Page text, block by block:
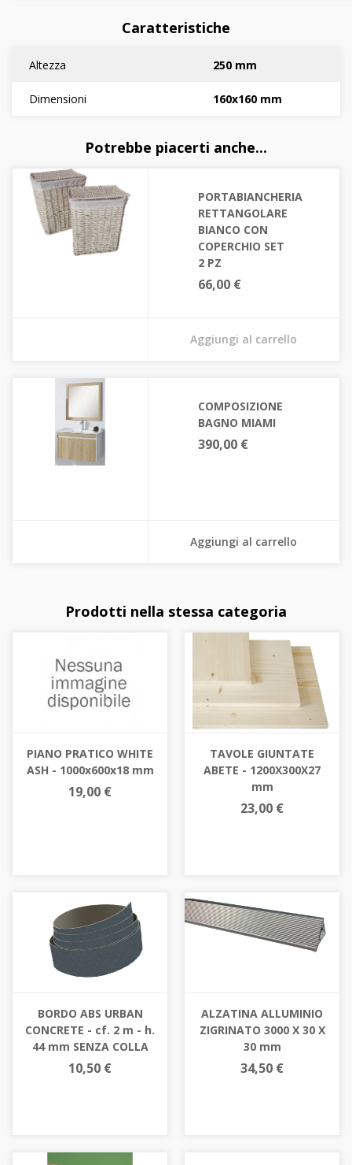
Caratteristiche
Altezza 250 mm
Dimensioni 160x160 mm
Potrebbe piacerti anche...
PORTABIANCHERIA
RETTANGOLARE
BIANCO CON
COPERCHIO SET
2 PZ
66,00 €
Aggiungi al carrello
COMPOSIZIONE
BAGNO MIAMI
390,00 €
Aggiungi al carrello
Prodotti nella stessa categoria
PIANO PRATICO WHITE
ASH - 1000x600x18 mm
19,00 €
TAVOLE GIUNTATE
ABETE - 1200X300X27
mm
23,00 €
BORDO ABS URBAN
CONCRETE - cf. 2 m - h.
44 mm SENZA COLLA
10,50 €
ALZATINA ALLUMINIO
ZIGRINATO 3000 X 30 X
30 mm
34,50 €